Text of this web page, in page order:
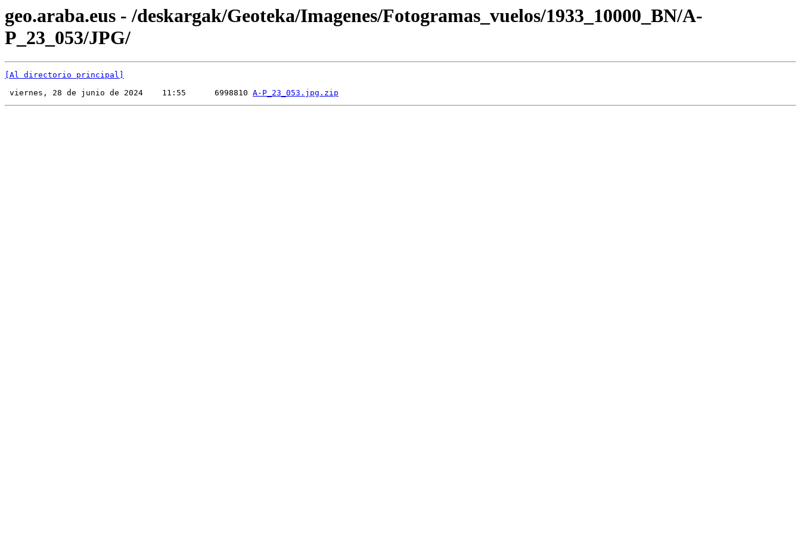
geo.araba.eus - /deskargak/Geoteka/Imagenes/Fotogramas_vuelos/1933_10000_BN/A-
P_23_053/JPG/
[Al directorio principal]
viernes, 28 de junio de 2024    11:55      6998810 A-P_23_053.jpg.zip